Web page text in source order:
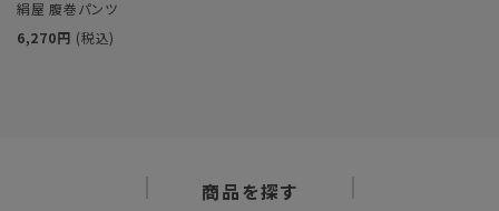
絹屋 腹巻パンツ
6,270円 (税込)
商品を探す